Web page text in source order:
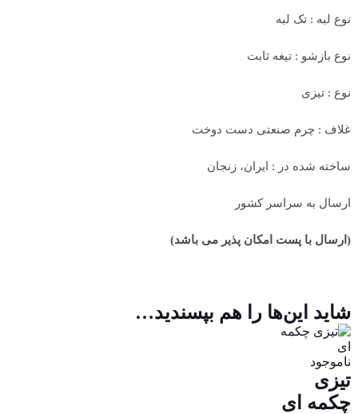
نوع لبه : تک لبه
نوع بازشو : تیغه ثابت
نوع : تیزی
غلاف : چرم صنعتی دست دوخت
ساخته شده در : ایران، زنجان
ارسال به سراسر کشور
(ارسال با پست امکان پذیر می باشد)
شاید این‌ها را هم بپسندید…
ناموجود
تیزی
چکمه ای